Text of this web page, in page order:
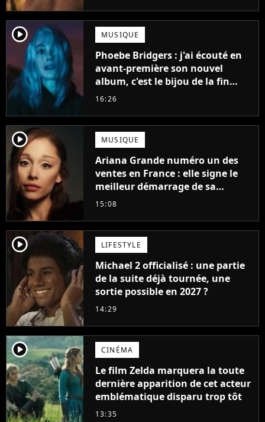
player2 MUSIQUE
Phoebe Bridgers : j'ai écouté en
avant-première son nouvel
album, c'est le bijou de la fin
d'été
16:26
player2 MUSIQUE
Ariana Grande numéro un des
ventes en France : elle signe le
meilleur démarrage de sa
carrière avec son album Petal
15:08
player2 LIFESTYLE
Michael 2 officialisé : une partie
de la suite déjà tournée, une
sortie possible en 2027 ?
14:29
player2 CINÉMA
Le film Zelda marquera la toute
dernière apparition de cet acteur
emblématique disparu trop tôt
13:35